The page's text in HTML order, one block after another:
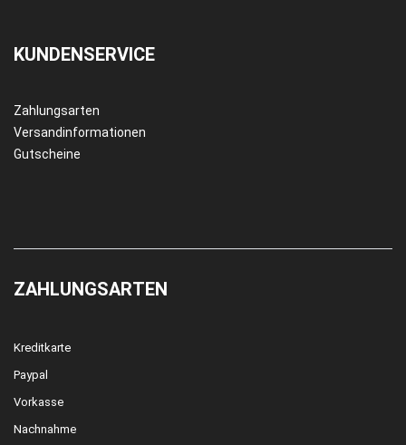
KUNDENSERVICE
Zahlungsarten
Versandinformationen
Gutscheine
ZAHLUNGSARTEN
Kreditkarte
Paypal
Vorkasse
Nachnahme